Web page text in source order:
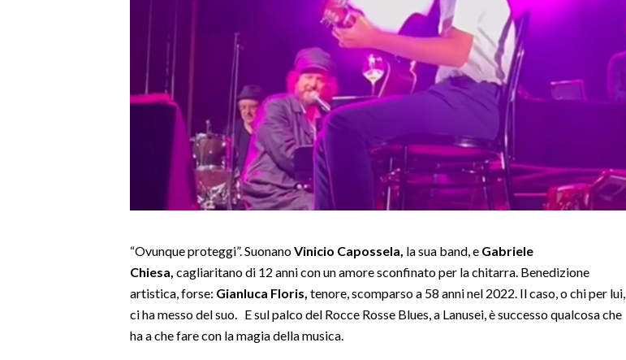
SERVIZI ALLE IMPRESE
RISULTATI E CLASSIFICHE“Ovunque proteggi”. SuonanoVinicio Capossela, la sua band, e Gabriele
Chiesa, cagliaritano di 12 anni con un amore sconfinato per la chitarra. Benedizione
artistica, forse: Gianluca Floris, tenore, scomparso a 58 anni nel 2022. Il caso, o chi per lui,
ci ha messo del suo. E sul palco del Rocce Rosse Blues, a Lanusei, è successo qualcosa che
ha a che fare con la magia della musica.